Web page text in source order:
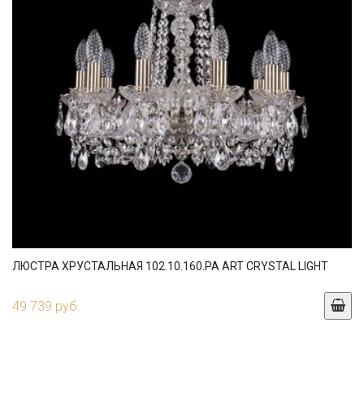
ЛЮСТРА ХРУСТАЛЬНАЯ 102.10.160.PA ART CRYSTAL LIGHT
49 739 руб.